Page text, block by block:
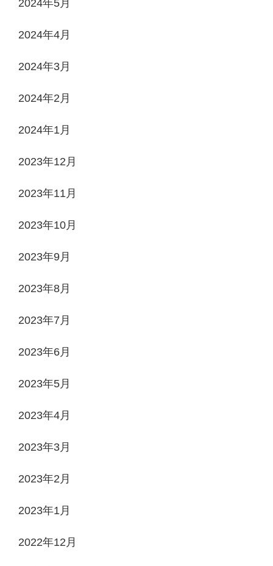
2024年5月
2024年4月
2024年3月
2024年2月
2024年1月
2023年12月
2023年11月
2023年10月
2023年9月
2023年8月
2023年7月
2023年6月
2023年5月
2023年4月
2023年3月
2023年2月
2023年1月
2022年12月